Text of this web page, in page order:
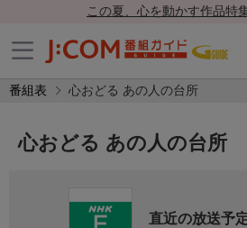
この夏、心を動かす作品特
番組表 心おどる あの人の台所
心おどる あの人の台所
直近の放送予